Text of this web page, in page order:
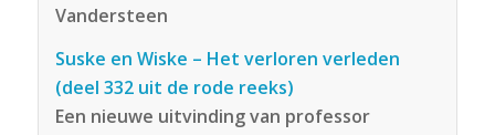
Vandersteen
Suske en Wiske – Het verloren verleden
(deel 332 uit de rode reeks)
Een nieuwe uitvinding van professor